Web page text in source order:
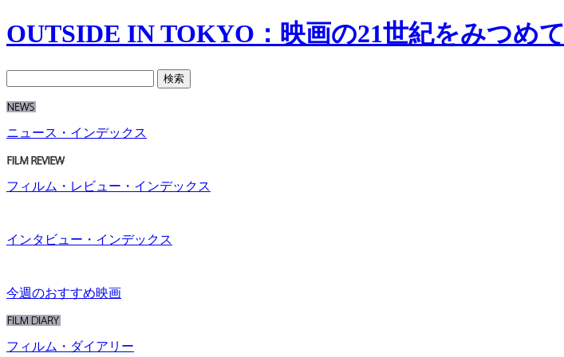
OUTSIDE IN TOKYO：映画の21世紀をみつめて
ニュース・インデックス
フィルム・レビュー・インデックス
インタビュー・インデックス
今週のおすすめ映画
フィルム・ダイアリー